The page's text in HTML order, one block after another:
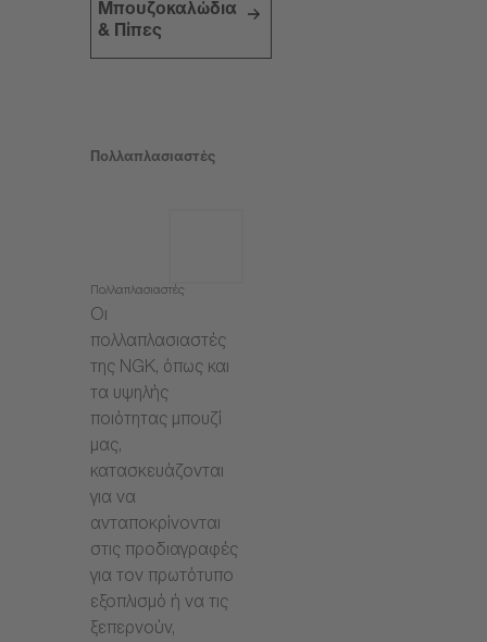
Μπουζοκαλώδια
& Πίπες
Πολλαπλασιαστές
Πολλαπλασιαστές
Οι
πολλαπλασιαστές
της NGK, όπως και
τα υψηλής
ποιότητας μπουζί
μας,
κατασκευάζονται
για να
ανταποκρίνονται
στις προδιαγραφές
για τον πρωτότυπο
εξοπλισμό ή να τις
ξεπερνούν,